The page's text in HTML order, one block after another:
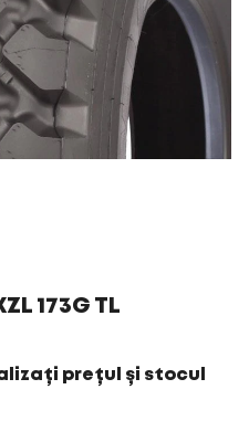
173G TL
prețul și stocul